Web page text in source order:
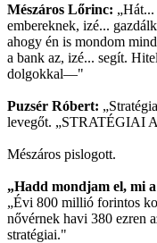
Mészáros Lőrinc:
embereknek, izé...
ahogy én is mondom
a bank az, izé... segít.
dolgokkal—"
Puzsér Róbert:
levegőt. „STRATÉGIAI
Mészáros pislogott.
„Hadd mondjam el, mi
„Évi 800 millió forintos
nővérnek havi 380 ezren
stratégiai."